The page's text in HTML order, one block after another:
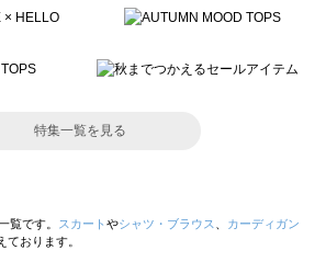
特集一覧を見る
覧です。 スカート やシャツ・ブラウス
カーディガン
おります。